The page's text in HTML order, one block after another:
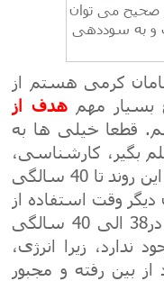
صحیح می توان
و به سوددهی
کرمی هستم از
بسیار مهمهدف از
قطعا خیلی ها به
بگیر، کارشناسی،
کارشناسی ارشد و دکتری بگیر. این روند تا 40 سالگی
دیگر وقت استفاده از
آموخته ها است. اما متاسفانه در38 الی 40 سالگی
ندارد، زیرا انرژی،
بین رفته و مجبور